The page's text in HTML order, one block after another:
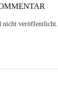
nicht veröffentlicht.